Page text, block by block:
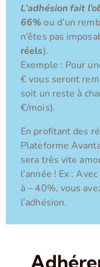
L’adhésion fait
66%ou d’un
n’êtes pas
réels).
Exemple : Pour
€ vous seront
soit un reste à
€/mois).
En profitant des
Plateforme
sera très vite
l’année ! Ex :
à – 40%, vous
l’adhésion.